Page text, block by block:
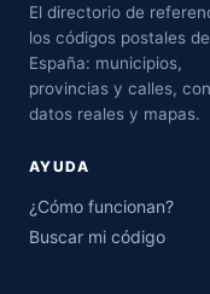
El directorio de
los códigos postales de
España: municipios,
provincias y calles, con
datos reales y mapas.
AYUDA
¿Cómo funcionan?
Buscar mi código